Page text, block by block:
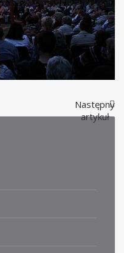
Następny
artykuł